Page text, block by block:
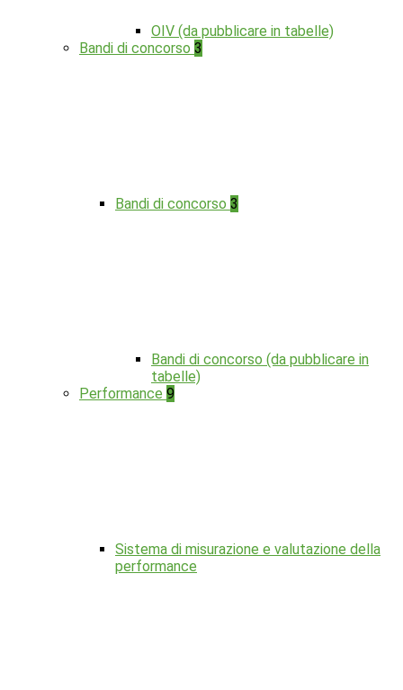
OIV (da pubblicare in tabelle)
Bandi di concorso 3
Bandi di concorso 3
Bandi di concorso (da pubblicare in
tabelle)
Performance 9
Sistema di misurazione e valutazione della
performance